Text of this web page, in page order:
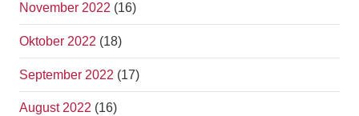
November 2022 (16)
Oktober 2022 (18)
September 2022 (17)
August 2022 (16)